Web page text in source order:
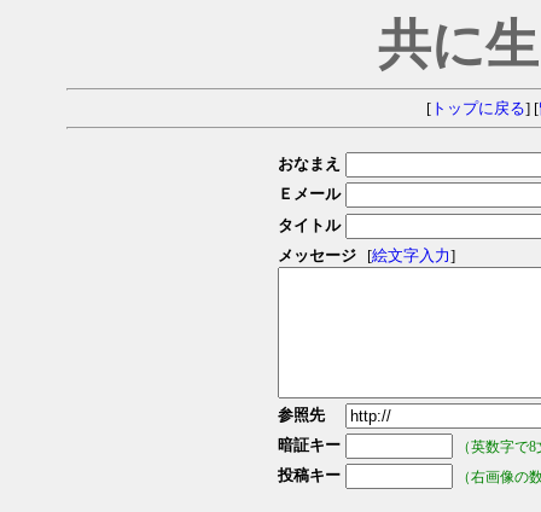
共に
[トップに戻る] [
おなまえ
Ｅメール
タイトル
メッセージ
[絵文字入力]
参照先
暗証キー
（英数字で
投稿キー （右画像の